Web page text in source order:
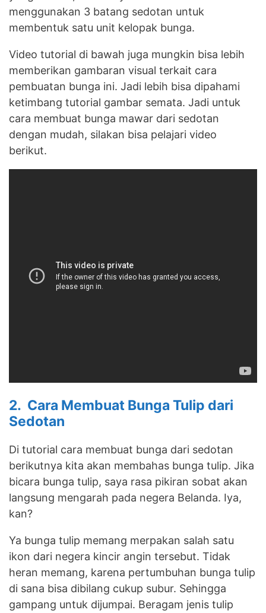
menggunakan 3 batang sedotan untuk
membentuk satu unit kelopak bunga.
Video tutorial di bawah juga mungkin bisa lebih
memberikan gambaran visual terkait cara
pembuatan bunga ini. Jadi lebih bisa dipahami
ketimbang tutorial gambar semata. Jadi untuk
cara membuat bunga mawar dari sedotan
dengan mudah, silakan bisa pelajari video
berikut.
2. Cara Membuat Bunga Tulip dari
Sedotan
Di tutorial cara membuat bunga dari sedotan
berikutnya kita akan membahas bunga tulip. Jika
bicara bunga tulip, saya rasa pikiran sobat akan
langsung mengarah pada negera Belanda. Iya,
kan?
Ya bunga tulip memang merpakan salah satu
ikon dari negera kincir angin tersebut. Tidak
heran memang, karena pertumbuhan bunga tulip
di sana bisa dibilang cukup subur. Sehingga
gampang untuk dijumpai. Beragam jenis tulip